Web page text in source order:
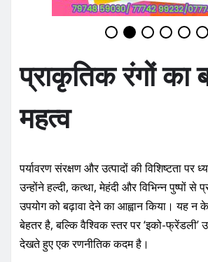
प्राकृतिक रंगों का
महत्व
पर्यावरण संरक्षण और उत्पादों की विशिष्टता पर
उन्होंने हल्दी, कत्था, मेहंदी और विभिन्न पुष्पों से
उपयोग को बढ़ावा देने का आह्वान किया। यह न
बेहतर है, बल्कि वैश्विक स्तर पर ‘इको-फ्रेंडली’
देखते हुए एक रणनीतिक कदम है।